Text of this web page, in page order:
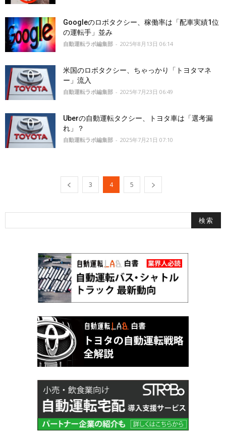
Googleのロボタクシー、稼働率は「配車実績1位
の運転手」並み
自動運転ラボ編集部 - 2025年8月13日 06:14
米国のロボタクシー、ちゃっかり「トヨタマネ
ー」流入
自動運転ラボ編集部 - 2025年7月23日 06:49
Uberの自動運転タクシー、トヨタ車は「選考漏
れ」？
自動運転ラボ編集部 - 2025年7月21日 07:10
3 4 5